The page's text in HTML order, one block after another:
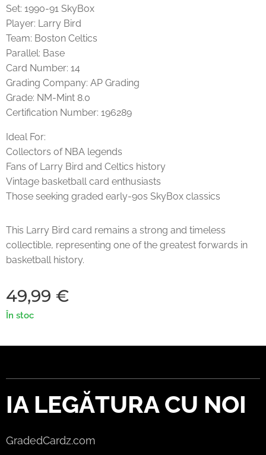
Set: 1990-91 SkyBox
Player: Larry Bird
Team: Boston Celtics
Parallel: Base
Card Number: 14
Grading Company: AP Grading
Grade: NM-Mint 8.0
Certification Number: 196289
Ideal For:
Collectors of NBA legends
Fans of Larry Bird and Celtics history
Vintage basketball card enthusiasts
Those seeking graded early-90s SkyBox classics
This Larry Bird card remains a strong and timeless
collectible, representing one of the greatest forwards in
basketball history.
49,99 €
În stoc
IA LEGĂTURA CU NOI
GradedCardz.com